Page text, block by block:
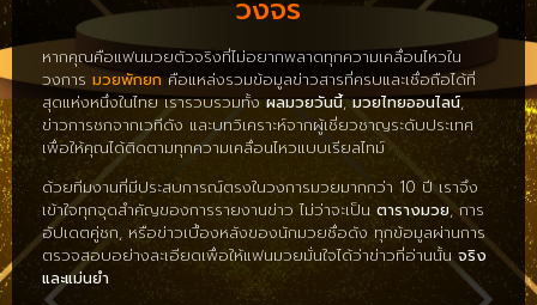
วงจร
หากคุณคือแฟนมวยตัวจริงที่ไม่อยากพลาดทุกความเคลื่อนไหวใน
วงการ มวยพักยกคือแหล่งรวมข้อมูลข่าวสารที่ครบและเชื่อถือได้ที่
สุดแห่งหนึ่งในไทย เรารวบรวมทั้งผลมวยวันนี้,มวยไทยออนไลน์,
ข่าวการชกจากเวทีดัง และบทวิเคราะห์จากผู้เชี่ยวชาญระดับประเทศ
เพื่อให้คุณได้ติดตามทุกความเคลื่อนไหวแบบเรียลไทม์
ด้วยทีมงานที่มีประสบการณ์ตรงในวงการมวยมากกว่า 10 ปี เราจึง
เข้าใจทุกจุดสำคัญของการรายงานข่าว ไม่ว่าจะเป็น ตารางมวย, การ
อัปเดตคู่ชก, หรือข่าวเบื้องหลังของนักมวยชื่อดัง ทุกข้อมูลผ่านการ
ตรวจสอบอย่างละเอียดเพื่อให้แฟนมวยมั่นใจได้ว่าข่าวที่อ่านนั้น จริง
และแม่นยำ